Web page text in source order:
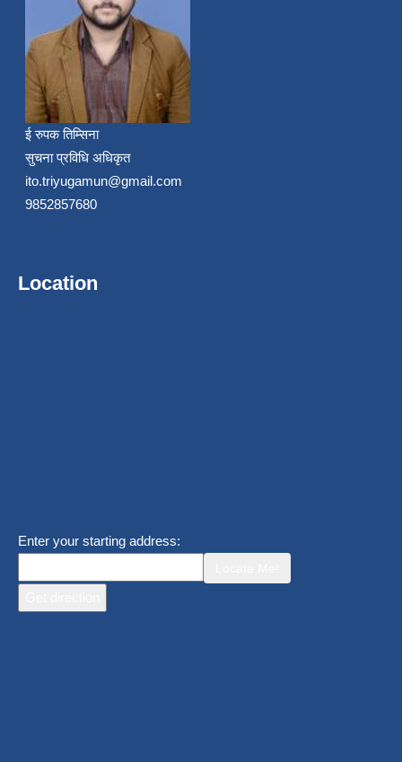
ई रुपक तिम्सिना
सुचना प्रविधि अधिकृत
ito.triyugamun@gmail.com
9852857680
Location
Enter your starting address: